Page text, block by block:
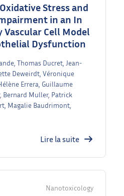
Stress and
in an In
Cell Model
Dysfunction
Thomas Ducret, Jean-
Deweirdt, Véronique
Errera, Guillaume
Bernard Muller, Patrick
Magalie Baudrimont,
Lire la suite
Nanotoxicology